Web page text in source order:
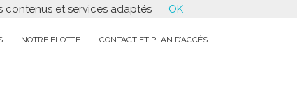
NOTRE FLOTTE CONTACT ET PLAN D’ACCÈS
et services adaptés OK